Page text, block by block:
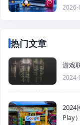
2026-
热门文章
游戏
2024-
2024
Play